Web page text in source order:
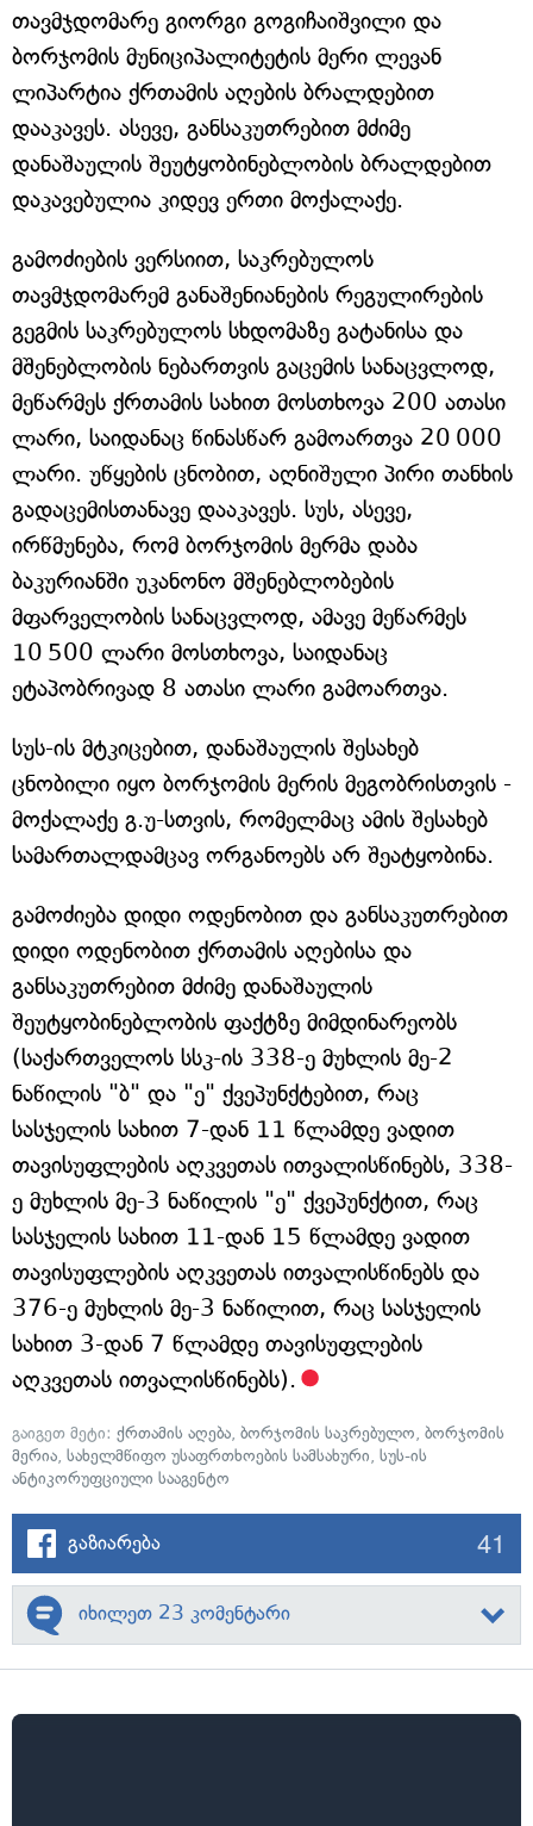
თავმჯდომარე გიორგი გოგიჩაიშვილი და
ბორჯომის მუნიციპალიტეტის მერი ლევან
ლიპარტია ქრთამის აღების ბრალდებით
დააკავეს. ასევე, განსაკუთრებით მძიმე
დანაშაულის შეუტყობინებლობის ბრალდებით
დაკავებულია კიდევ ერთი მოქალაქე.
გამოძიების ვერსიით, საკრებულოს
თავმჯდომარემ განაშენიანების რეგულირების
გეგმის საკრებულოს სხდომაზე გატანისა და
მშენებლობის ნებართვის გაცემის სანაცვლოდ,
მეწარმეს ქრთამის სახით მოსთხოვა 200 ათასი
ლარი, საიდანაც წინასწარ გამოართვა 20 000
ლარი. უწყების ცნობით, აღნიშული პირი თანხის
გადაცემისთანავე დააკავეს. სუს, ასევე,
ირწმუნება, რომ ბორჯომის მერმა დაბა
ბაკურიანში უკანონო მშენებლობების
მფარველობის სანაცვლოდ, ამავე მეწარმეს
10 500 ლარი მოსთხოვა, საიდანაც
ეტაპობრივად 8 ათასი ლარი გამოართვა.
სუს-ის მტკიცებით, დანაშაულის შესახებ
ცნობილი იყო ბორჯომის მერის მეგობრისთვის -
მოქალაქე გ.უ-სთვის, რომელმაც ამის შესახებ
სამართალდამცავ ორგანოებს არ შეატყობინა.
გამოძიება დიდი ოდენობით და განსაკუთრებით
დიდი ოდენობით ქრთამის აღებისა და
განსაკუთრებით მძიმე დანაშაულის
შეუტყობინებლობის ფაქტზე მიმდინარეობს
(საქართველოს სსკ-ის 338-ე მუხლის მე-2
ნაწილის "ბ" და "ე" ქვეპუნქტებით, რაც
სასჯელის სახით 7-დან 11 წლამდე ვადით
თავისუფლების აღკვეთას ითვალისწინებს, 338-
ე მუხლის მე-3 ნაწილის "ე" ქვეპუნქტით, რაც
სასჯელის სახით 11-დან 15 წლამდე ვადით
თავისუფლების აღკვეთას ითვალისწინებს და
376-ე მუხლის მე-3 ნაწილით, რაც სასჯელის
სახით 3-დან 7 წლამდე თავისუფლების
აღკვეთას ითვალისწინებს).
გაიგეთ მეტი: ქრთამის აღება, ბორჯომის საკრებულო, ბორჯომის
მერია, სახელმწიფო უსაფრთხოების სამსახური, სუს-ის
ანტიკორუფციული სააგენტო
გაზიარება 41
იხილეთ 23 კომენტარი